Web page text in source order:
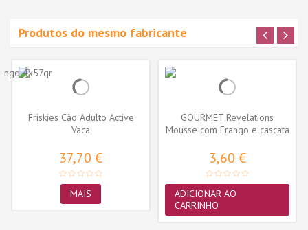
Produtos do mesmo fabricante
Friskies Cão Adulto Active
Vaca
37,70 €
MAIS
GOURMET Revelations
Mousse com Frango e cascata
3,60 €
ADICIONAR AO
CARRINHO